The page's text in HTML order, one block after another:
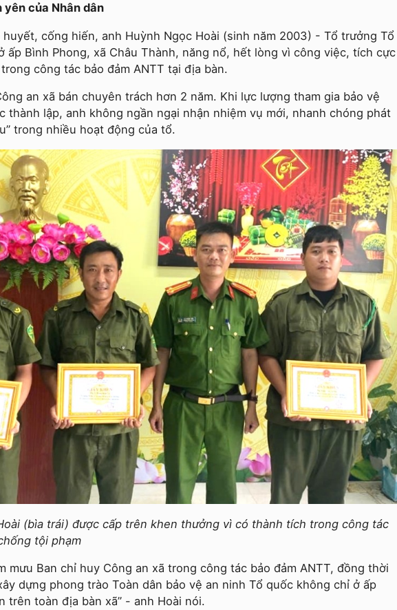
yên của Nhân dân
cống hiến, anh Huỳnh Ngọc Hoài (sinh năm 2003) - Tổ trưởng Tổ
ấp Bình Phong, xã Châu Thành, năng nổ, hết lòng vì công việc, tích cực
công tác bảo đảm ANTT tại địa bàn.
an xã bán chuyên trách hơn 2 năm. Khi lực lượng tham gia bảo vệ
thành lập, anh không ngần ngại nhận nhiệm vụ mới, nhanh chóng phát
trong nhiều hoạt động của tổ.
(bìa trái) được cấp trên khen thưởng vì có thành tích trong công tác
tội phạm
mưu Ban chỉ huy Công an xã trong công tác bảo đảm ANTT, đồng thời
dựng phong trào Toàn dân bảo vệ an ninh Tổ quốc không chỉ ở ấp
trên toàn địa bàn xã” - anh Hoài nói.